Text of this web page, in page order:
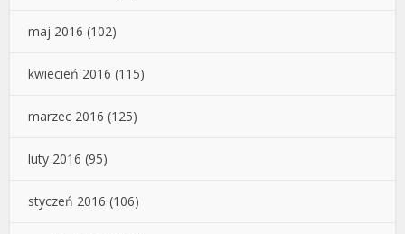
maj 2016 (102)
kwiecień 2016 (115)
marzec 2016 (125)
luty 2016 (95)
styczeń 2016 (106)